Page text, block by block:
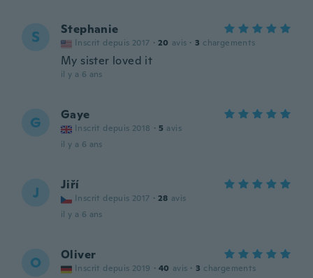
S Stephanie
Inscrit depuis 2017 · 20 avis · 3 chargements
My sister loved it
il y a 6 ans
G Gaye
Inscrit depuis 2018 · 5 avis
il y a 6 ans
J Jiří
Inscrit depuis 2017 · 28 avis
il y a 6 ans
O Oliver
Inscrit depuis 2019 · 40 avis · 3 chargements